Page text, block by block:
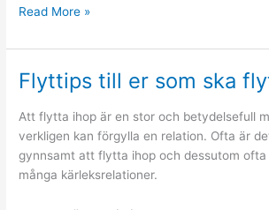
Smarta
praktiska
Read More »
Flyttips till er som ska
Att flytta ihop är en stor och betydelsefull
verkligen kan förgylla en relation. Ofta är
gynnsamt att flytta ihop och dessutom
många kärleksrelationer.